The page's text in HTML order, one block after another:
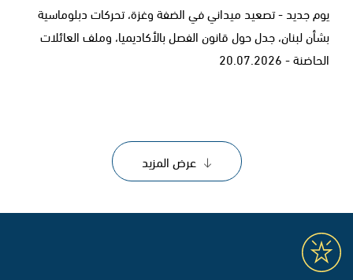
يوم جديد - تصعيد ميداني في الضفة وغزة، تحركات دبلوماسية
بشأن لبنان، جدل حول قانون الفصل بالأكاديميا، وملف العائلات
الحاضنة - 20.07.2026
عرض المزيد